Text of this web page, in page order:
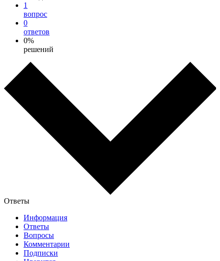
1
вопрос
0
ответов
0%
решений
Ответы
Информация
Ответы
Вопросы
Комментарии
Подписки